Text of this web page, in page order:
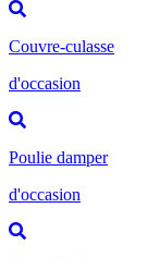
Couvre-culasse
d'occasion
Poulie damper
d'occasion